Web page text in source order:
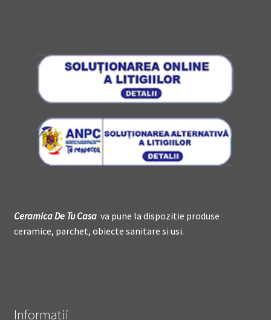
Ceramica DeTu Casava pune la dispozitie produse
ceramice, parchet, obiecte sanitare si usi.
Informatii